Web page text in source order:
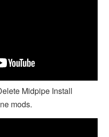
Midpipe Install
mods.